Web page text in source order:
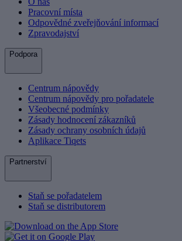
Pracovní místa
Odpovědné zveřejňování informací
Zpravodajství
Podpora
Centrum nápovědy
Centrum nápovědy pro pořadatele
Všeobecné podmínky
Zásady hodnocení zákazníků
Zásady ochrany osobních údajů
Aplikace Tiqets
Partnerství
Staň se pořadatelem
Staň se distributorem